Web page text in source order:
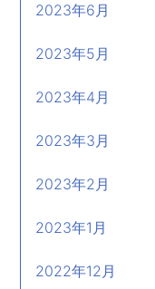
2023年6月
2023年5月
2023年4月
2023年3月
2023年2月
2023年1月
2022年12月